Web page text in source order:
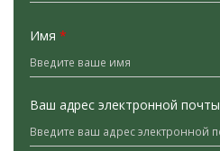
Имя *
Ваш адрес электронной почты